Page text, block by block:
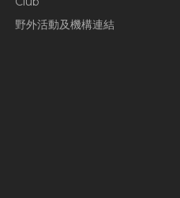
野外活動及機構連結